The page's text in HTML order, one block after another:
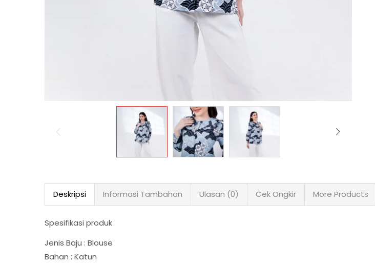
Deskripsi Informasi Tambahan Ulasan (0) Cek Ongkir More Products
Spesifikasi produk
Jenis Baju : Blouse
Bahan : Katun